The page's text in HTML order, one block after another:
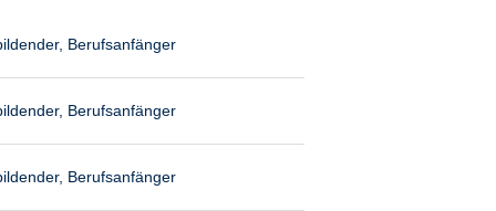
Berufsanfänger
Berufsanfänger
Berufsanfänger